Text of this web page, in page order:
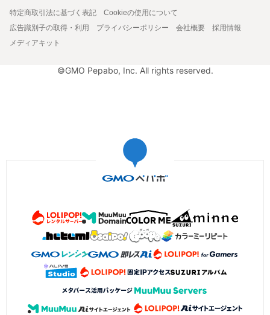
特定商取引法に基づく表記
Cookieの使用について
広告識別子の取得・利用
プライバシーポリシー 会社概要
採用情報
メディアキット
©GMO Pepabo, Inc. All rights reserved.